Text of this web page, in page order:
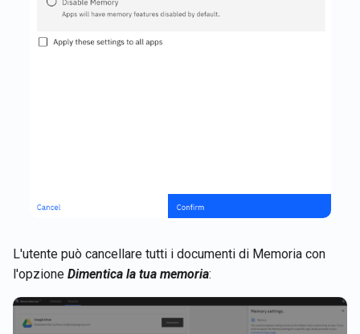
L'utente può cancellare tutti i documenti di Memoria con
l'opzione Dimentica la tua memoria: